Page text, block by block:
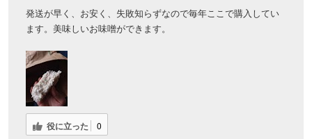
発送が早く、お安く、失敗知らずなので毎年ここで購入してい
ます。美味しいお味噌ができます。
役に立った 0